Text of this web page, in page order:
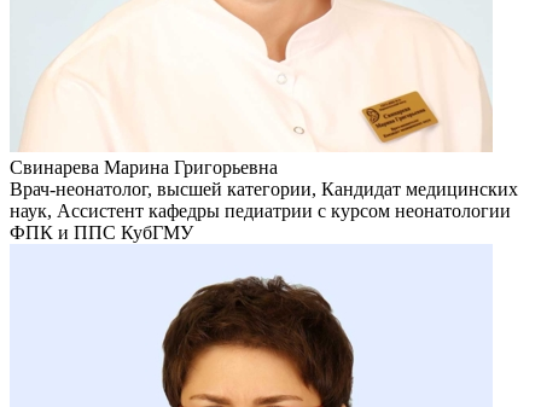
Свинарева Марина Григорьевна
Врач-неонатолог, высшей категории, Кандидат медицинских
наук, Ассистент кафедры педиатрии с курсом неонатологии
ФПК и ППС КубГМУ